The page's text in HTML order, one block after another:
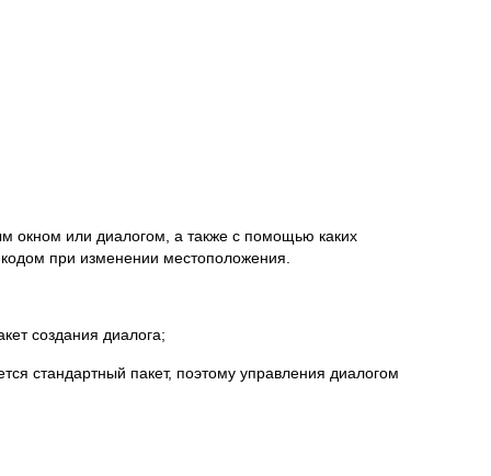
окном или диалогом, а также с помощью каких
при изменении местоположения.
создания диалога;
стандартный пакет, поэтому управления диалогом